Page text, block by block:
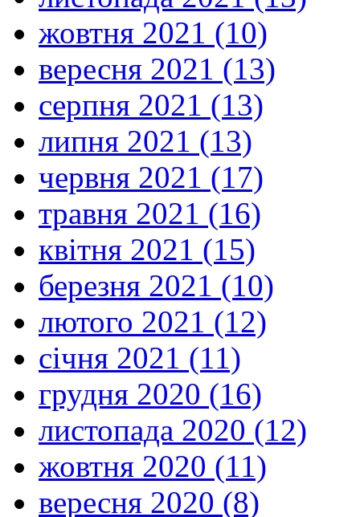
жовтня 2021 (10)
вересня 2021 (13)
серпня 2021 (13)
липня 2021 (13)
червня 2021 (17)
травня 2021 (16)
квітня 2021 (15)
березня 2021 (10)
лютого 2021 (12)
січня 2021 (11)
грудня 2020 (16)
листопада 2020 (12)
жовтня 2020 (11)
вересня 2020 (8)